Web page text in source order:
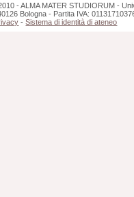
- ALMA MATER STUDIORUM -
Bologna - Partita IVA:
-Sistema di identità di ateneo